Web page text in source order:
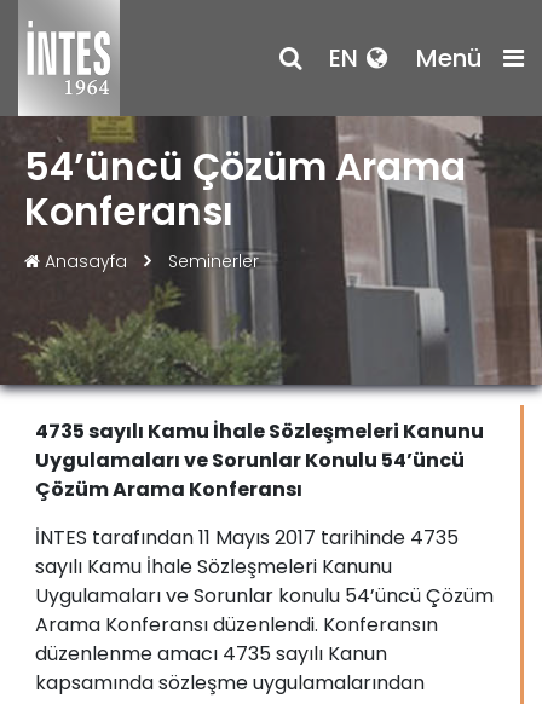
EN Menü
54’üncü Çözüm Arama
Konferansı
Anasayfa Seminerler
4735 sayılı Kamu İhale Sözleşmeleri Kanunu
Uygulamaları ve Sorunlar Konulu 54’üncü
Çözüm Arama Konferansı
İNTES tarafından 11 Mayıs 2017 tarihinde 4735
sayılı Kamu İhale Sözleşmeleri Kanunu
Uygulamaları ve Sorunlar konulu 54’üncü Çözüm
Arama Konferansı düzenlendi. Konferansın
düzenlenme amacı 4735 sayılı Kanun
kapsamında sözleşme uygulamalarından